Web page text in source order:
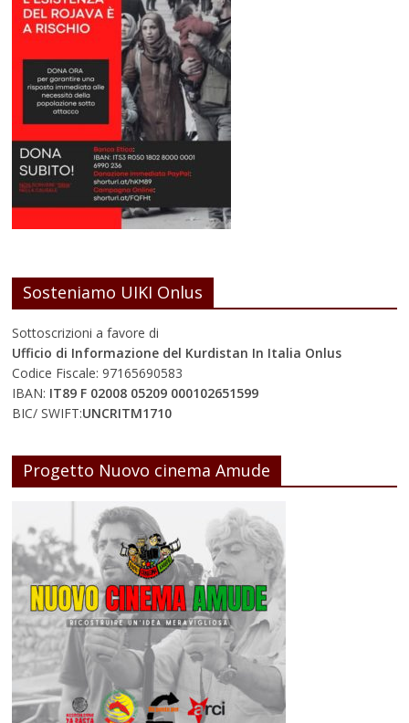
Sosteniamo UIKI Onlus
Sottoscrizioni a favore di
Ufficio di Informazione del Kurdistan In Italia Onlus
Codice Fiscale: 97165690583
IBAN: IT89 F 02008 05209 000102651599
BIC/ SWIFT:UNCRITM1710
Progetto Nuovo cinema Amude